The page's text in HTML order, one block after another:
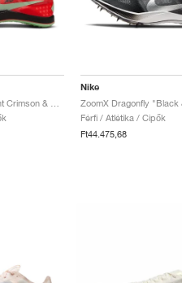
Nike
Férfi / Atlétika / Cipők
Ft44.475,68